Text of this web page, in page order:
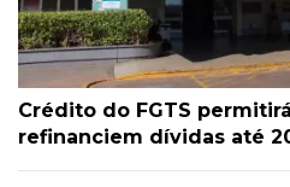
Crédito do FGTS
refinanciem dívidas até